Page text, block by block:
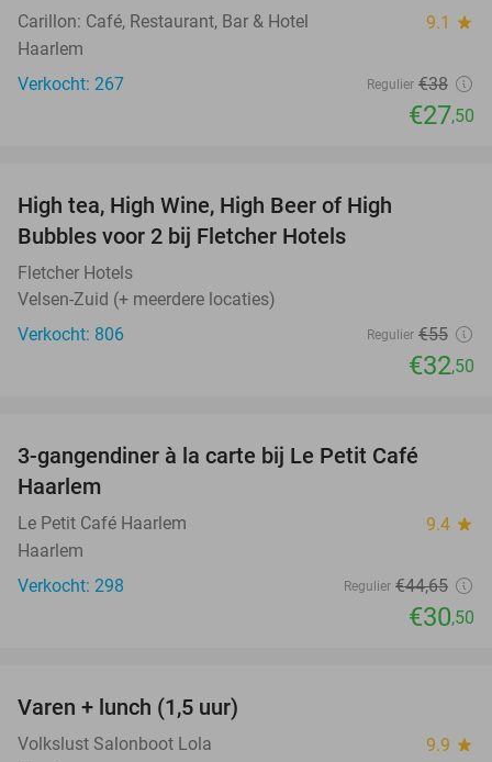
Carillon: Café, Restaurant, Bar & Hotel 9.1 star
Haarlem
Verkocht: 267
Regulier €38
€27,50
High tea, High Wine, High Beer of High
Bubbles voor 2 bij Fletcher Hotels
Fletcher Hotels
Velsen-Zuid (+ meerdere locaties)
Verkocht: 806
Regulier €55
€32,50
3-gangendiner à la carte bij Le Petit Café
Haarlem
Le Petit Café Haarlem 9.4 star
Haarlem
Verkocht: 298
Regulier €44,65
€30,50
Varen + lunch (1,5 uur)
Volkslust Salonboot Lola 9.9 star